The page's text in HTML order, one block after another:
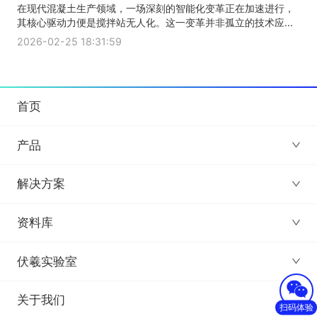
在现代混凝土生产领域，一场深刻的智能化变革正在加速进行，
其核心驱动力便是搅拌站无人化。这一变革并非孤立的技术应...
2026-02-25 18:31:59
首页
产品
解决方案
资料库
伏羲实验室
关于我们 扫码体验